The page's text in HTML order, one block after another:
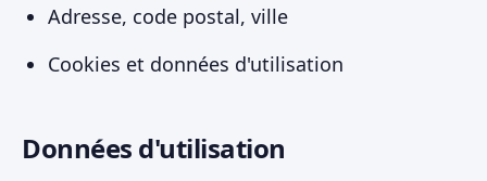
Adresse, code postal, ville
Cookies et données d'utilisation
Données d'utilisation